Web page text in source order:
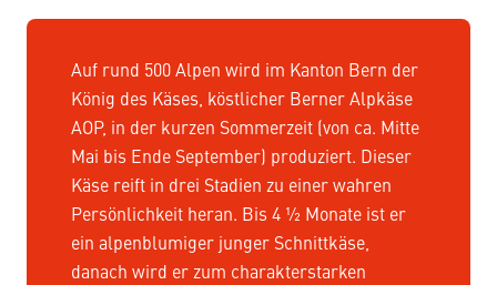
Auf rund 500 Alpen wird im Kanton Bern der
König des Käses, köstlicher Berner Alpkäse
AOP, in der kurzen Sommerzeit (von ca. Mitte
Mai bis Ende September) produziert. Dieser
Käse reift in drei Stadien zu einer wahren
Persönlichkeit heran. Bis 4 ½ Monate ist er
ein alpenblumiger junger Schnittkäse,
danach wird er zum charakterstarken